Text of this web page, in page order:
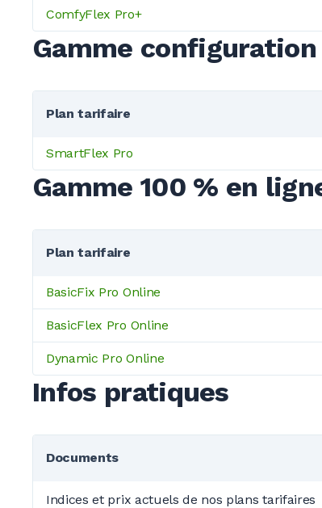
ComfyFlex Pro+
Gamme
Plan tarifaire
SmartFlex Pro
Gamme 100 % en
Plan tarifaire
BasicFix Pro Online
BasicFlex Pro Online
Dynamic Pro Online
Infos pratiques
Documents
Indices et prix actuels de nos plans tarifaires